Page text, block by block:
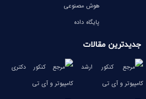
هوش مصنوعی
پایگاه داده
جدیدترین مقالات